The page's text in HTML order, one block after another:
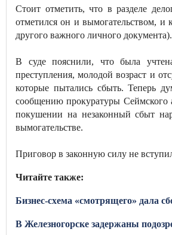
Стоит отметить, что в разделе
отметился он и вымогательством,
другого важного личного документа).
В суде пояснили, что была
преступления, молодой возраст и
которые пытались сбыть. Теперь
сообщению прокуратуры Сеймского
покушении на незаконный сбыт
вымогательстве.
Приговор в законную силу не
Читайте также:
Бизнес-схема «смотрящего» дала
В Железногорске задержаны